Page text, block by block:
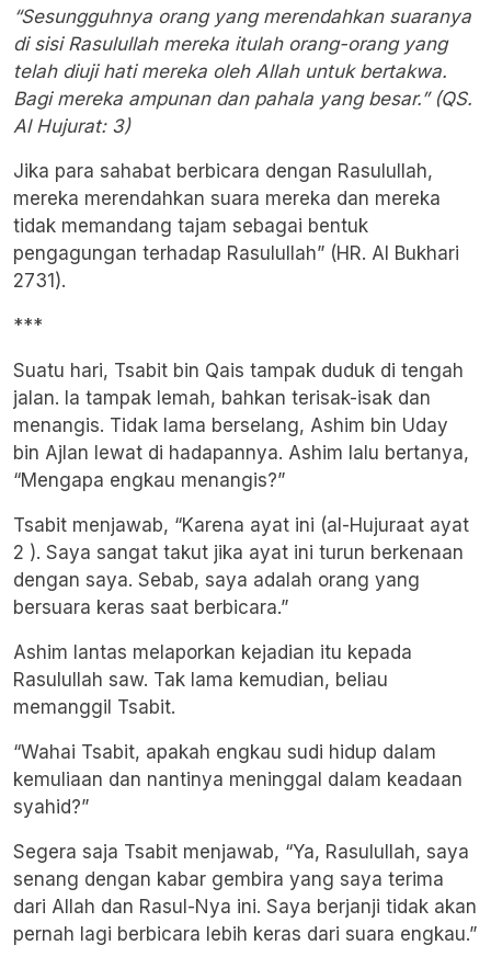
“Sesungguhnya orang yang merendahkan suaranya
di sisi Rasulullah mereka itulah orang-orang yang
telah diuji hati mereka oleh Allah untuk bertakwa.
Bagi mereka ampunan dan pahala yang besar.” (QS.
Al Hujurat: 3)
Jika para sahabat berbicara dengan Rasulullah,
mereka merendahkan suara mereka dan mereka
tidak memandang tajam sebagai bentuk
pengagungan terhadap Rasulullah” (HR. Al Bukhari
2731).
***
Suatu hari, Tsabit bin Qais tampak duduk di tengah
jalan. Ia tampak lemah, bahkan terisak-isak dan
menangis. Tidak lama berselang, Ashim bin Uday
bin Ajlan lewat di hadapannya. Ashim lalu bertanya,
“Mengapa engkau menangis?”
Tsabit menjawab, “Karena ayat ini (al-Hujuraat ayat
2 ). Saya sangat takut jika ayat ini turun berkenaan
dengan saya. Sebab, saya adalah orang yang
bersuara keras saat berbicara.”
Ashim lantas melaporkan kejadian itu kepada
Rasulullah saw. Tak lama kemudian, beliau
memanggil Tsabit.
“Wahai Tsabit, apakah engkau sudi hidup dalam
kemuliaan dan nantinya meninggal dalam keadaan
syahid?”
Segera saja Tsabit menjawab, “Ya, Rasulullah, saya
senang dengan kabar gembira yang saya terima
dari Allah dan Rasul-Nya ini. Saya berjanji tidak akan
pernah lagi berbicara lebih keras dari suara engkau.”